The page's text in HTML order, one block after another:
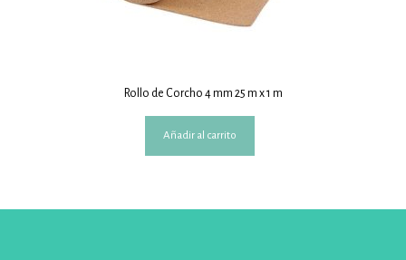
Rollo de Corcho 4 mm 25 m x 1 m
Añadir al carrito